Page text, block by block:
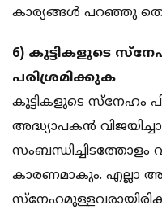
കാര്യങ്ങള്‍ പറഞ്ഞു
6) കുട്ടികളുടെ
പരിശ്രമിക്കുക
കുട്ടികളുടെ സ്‌നേഹം
അദ്ധ്യാപകന്‍
സംബന്ധിച്ചിടത്തോളം
കാരണമാകും. എല്ലാ